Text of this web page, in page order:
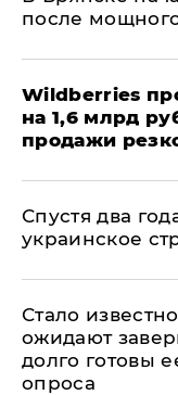
после
​Wildberries
на 1,6 млрд
продажи
Спустя два
украинское
Стало
ожидают
долго готовы
опроса